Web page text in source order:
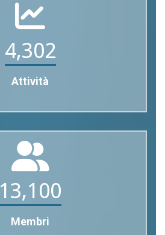
4,302
Attività
13,100
Membri